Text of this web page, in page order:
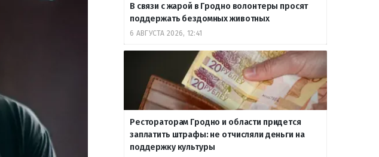
В связи с жарой в Гродно волонтеры просят
поддержать бездомных животных
6 АВГУСТА 2026, 12:41
Рестораторам Гродно и области придется
заплатить штрафы: не отчисляли деньги на
поддержку культуры